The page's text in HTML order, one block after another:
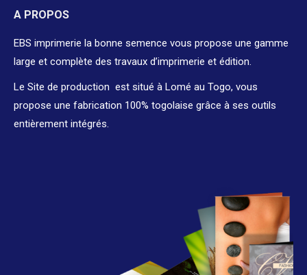
A PROPOS
EBS imprimerie la bonne semence vous propose une gamme
large et complète des travaux d’imprimerie et édition.
Le Site de production est situé à Lomé au Togo, vous
propose une fabrication 100% togolaise grâce à ses outils
entièrement intégrés.